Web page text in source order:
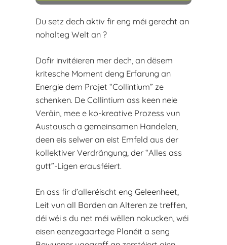
Du setz dech aktiv fir eng méi gerecht an
nohalteg Welt an ?
Dofir invitéieren mer dech, an dësem
kritesche Moment deng Erfarung an
Energie dem Projet “Collintium” ze
schenken. De Collintium ass keen neie
Veräin, mee e ko-kreative Prozess vun
Austausch a gemeinsamen Handelen,
deen eis selwer an eist Emfeld aus der
kollektiver Verdrängung, der “Alles ass
gutt”-Ligen erausféiert.
En ass fir d’alleréischt eng Geleenheet,
Leit vun all Borden an Alteren ze treffen,
déi wéi s du net méi wëllen nokucken, wéi
eisen eenzegaartege Planéit a seng